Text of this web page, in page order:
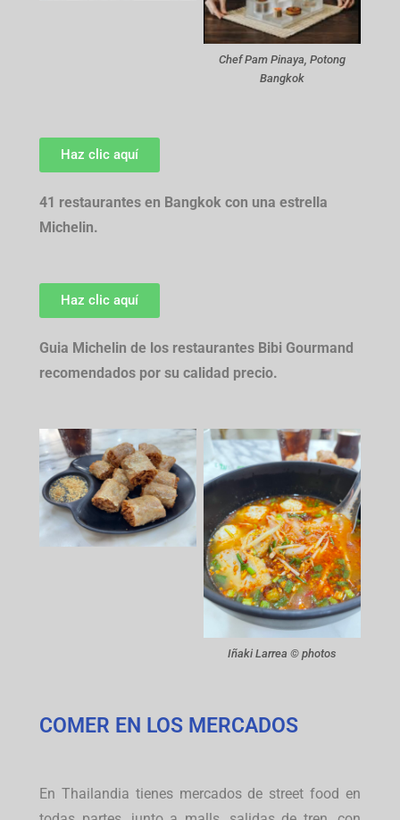
Chef Pam Pinaya, Potong
Bangkok
Haz clic aquí
41 restaurantes en Bangkok con una estrella
Michelin.
Haz clic aquí
Guia Michelin de los restaurantes Bibi Gourmand
recomendados por su calidad precio.
Iñaki Larrea © photos
COMER EN LOS MERCADOS
En Thailandia tienes mercados de street food en